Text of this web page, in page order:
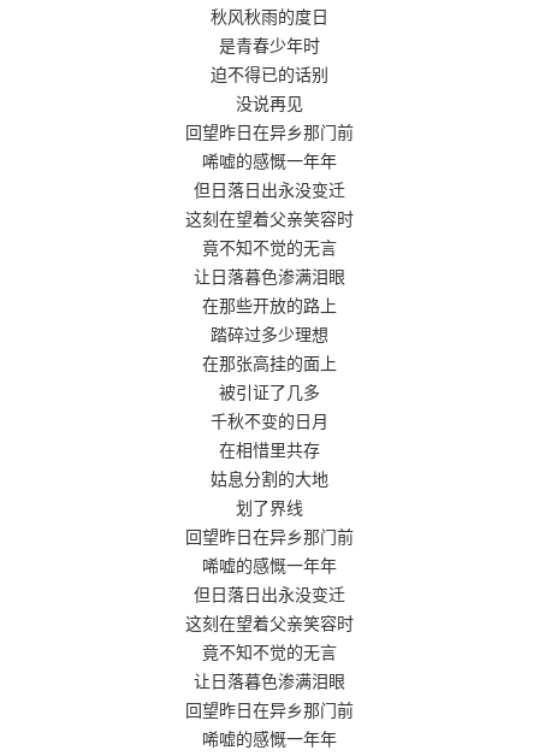
秋风秋雨的度日
是青春少年时
迫不得已的话别
没说再见
回望昨日在异乡那门前
唏嘘的感慨一年年
但日落日出永没变迁
这刻在望着父亲笑容时
竟不知不觉的无言
让日落暮色渗满泪眼
在那些开放的路上
踏碎过多少理想
在那张高挂的面上
被引证了几多
千秋不变的日月
在相惜里共存
姑息分割的大地
划了界线
回望昨日在异乡那门前
唏嘘的感慨一年年
但日落日出永没变迁
这刻在望着父亲笑容时
竟不知不觉的无言
让日落暮色渗满泪眼
回望昨日在异乡那门前
唏嘘的感慨一年年